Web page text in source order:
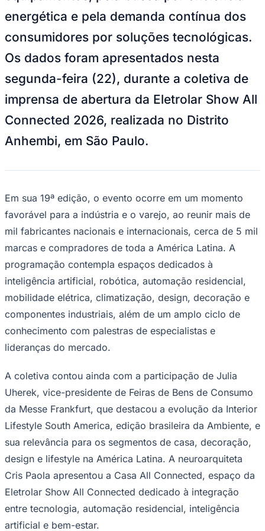
NBA
NFL
Fórmula 1
UFC
MLB
Atletismo
NBB
Competições de Futebol
Brasileirão Série A
Copa do Brasil
Sul-Americana
Copa América
Champions League
Premier League
La Liga
Bundesliga
Times - Ir direto
energética e pela demanda contínua dos
consumidores por soluções tecnológicas.
Os dados foram apresentados nesta
segunda-feira (22), durante a coletiva de
imprensa de abertura da Eletrolar Show All
Connected 2026, realizada no Distrito
Anhembi, em São Paulo.
Em sua 19ª edição, o evento ocorre em um momento
favorável para a indústria e o varejo, ao reunir mais de
mil fabricantes nacionais e internacionais, cerca de 5 mil
marcas e compradores de toda a América Latina. A
programação contempla espaços dedicados à
inteligência artificial, robótica, automação residencial,
mobilidade elétrica, climatização, design, decoração e
componentes industriais, além de um amplo ciclo de
conhecimento com palestras de especialistas e
lideranças do mercado.
A coletiva contou ainda com a participação de Julia
Uherek, vice-presidente de Feiras de Bens de Consumo
da Messe Frankfurt, que destacou a evolução da Interior
Lifestyle South America, edição brasileira da Ambiente, e
sua relevância para os segmentos de casa, decoração,
design e lifestyle na América Latina. A neuroarquiteta
Cris Paola apresentou a Casa All Connected, espaço da
Eletrolar Show All Connected dedicado à integração
entre tecnologia, automação residencial, inteligência
artificial e bem-estar.